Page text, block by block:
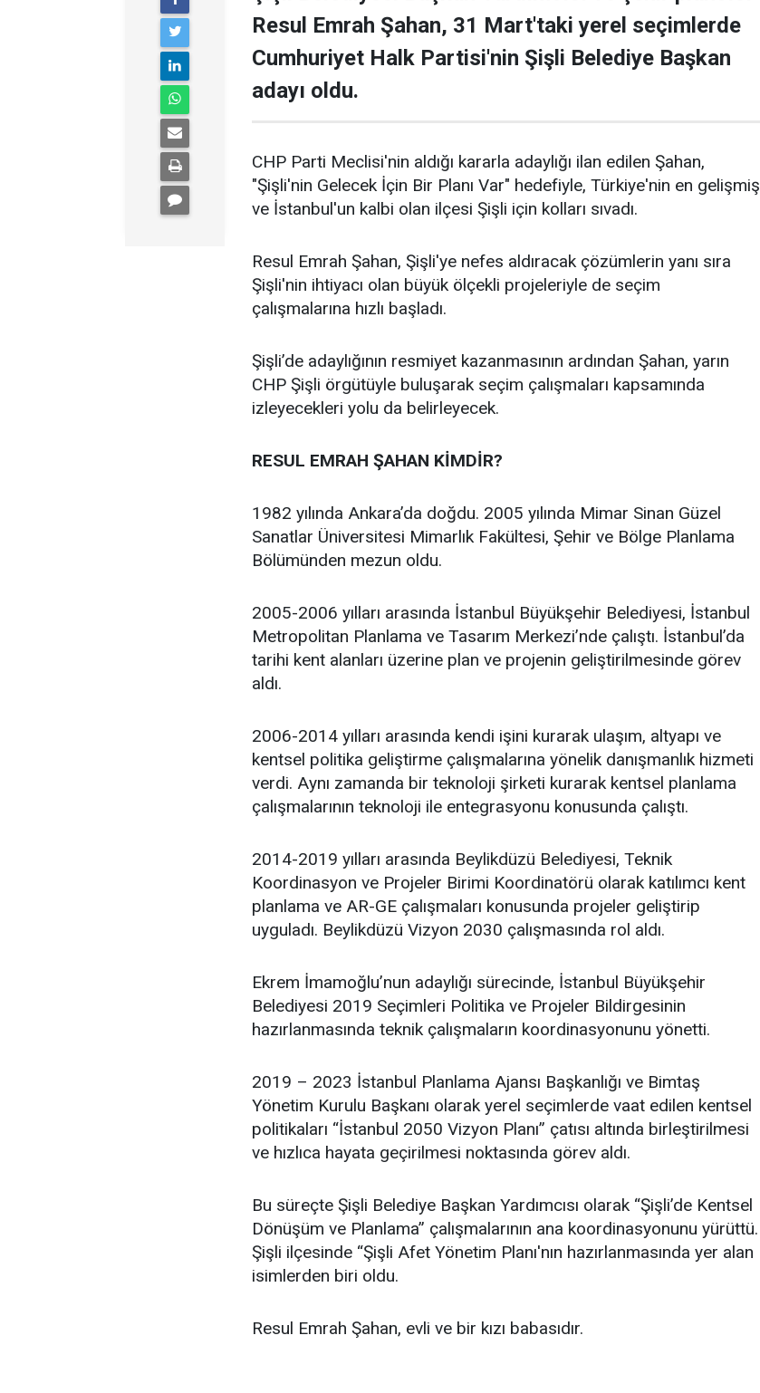
Resul Emrah Şahan, 31 Mart'taki yerel seçimlerde
Cumhuriyet Halk Partisi'nin Şişli Belediye Başkan
adayı oldu.
CHP Parti Meclisi'nin aldığı kararla adaylığı ilan edilen Şahan,
"Şişli'nin Gelecek İçin Bir Planı Var" hedefiyle, Türkiye'nin en gelişmiş
ve İstanbul'un kalbi olan ilçesi Şişli için kolları sıvadı.
Resul Emrah Şahan, Şişli'ye nefes aldıracak çözümlerin yanı sıra
Şişli'nin ihtiyacı olan büyük ölçekli projeleriyle de seçim
çalışmalarına hızlı başladı.
Şişli’de adaylığının resmiyet kazanmasının ardından Şahan, yarın
CHP Şişli örgütüyle buluşarak seçim çalışmaları kapsamında
izleyecekleri yolu da belirleyecek.
RESUL EMRAH ŞAHAN KİMDİR?
1982 yılında Ankara’da doğdu. 2005 yılında Mimar Sinan Güzel
Sanatlar Üniversitesi Mimarlık Fakültesi, Şehir ve Bölge Planlama
Bölümünden mezun oldu.
2005-2006 yılları arasında İstanbul Büyükşehir Belediyesi, İstanbul
Metropolitan Planlama ve Tasarım Merkezi’nde çalıştı. İstanbul’da
tarihi kent alanları üzerine plan ve projenin geliştirilmesinde görev
aldı.
2006-2014 yılları arasında kendi işini kurarak ulaşım, altyapı ve
kentsel politika geliştirme çalışmalarına yönelik danışmanlık hizmeti
verdi. Aynı zamanda bir teknoloji şirketi kurarak kentsel planlama
çalışmalarının teknoloji ile entegrasyonu konusunda çalıştı.
2014-2019 yılları arasında Beylikdüzü Belediyesi, Teknik
Koordinasyon ve Projeler Birimi Koordinatörü olarak katılımcı kent
planlama ve AR-GE çalışmaları konusunda projeler geliştirip
uyguladı. Beylikdüzü Vizyon 2030 çalışmasında rol aldı.
Ekrem İmamoğlu’nun adaylığı sürecinde, İstanbul Büyükşehir
Belediyesi 2019 Seçimleri Politika ve Projeler Bildirgesinin
hazırlanmasında teknik çalışmaların koordinasyonunu yönetti.
2019 – 2023 İstanbul Planlama Ajansı Başkanlığı ve Bimtaş
Yönetim Kurulu Başkanı olarak yerel seçimlerde vaat edilen kentsel
politikaları “İstanbul 2050 Vizyon Planı” çatısı altında birleştirilmesi
ve hızlıca hayata geçirilmesi noktasında görev aldı.
Bu süreçte Şişli Belediye Başkan Yardımcısı olarak “Şişli’de Kentsel
Dönüşüm ve Planlama” çalışmalarının ana koordinasyonunu yürüttü.
Şişli ilçesinde “Şişli Afet Yönetim Planı'nın hazırlanmasında yer alan
isimlerden biri oldu.
Resul Emrah Şahan, evli ve bir kızı babasıdır.